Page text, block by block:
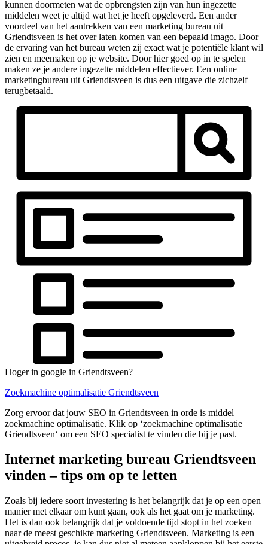
kunnen doormeten wat de opbrengsten zijn van hun ingezette
middelen weet je altijd wat het je heeft opgeleverd. Een ander
voordeel van het aantrekken van een marketing bureau uit
Griendtsveen is het over laten komen van een bepaald imago. Door
de ervaring van het bureau weten zij exact wat je potentiële klant wil
zien en meemaken op je website. Door hier goed op in te spelen
maken ze je andere ingezette middelen effectiever. Een online
marketingbureau uit Griendtsveen is dus een uitgave die zichzelf
terugbetaald.
Hoger in google in Griendtsveen?
Zoekmachine optimalisatie Griendtsveen
Zorg ervoor dat jouw SEO in Griendtsveen in orde is middel
zoekmachine optimalisatie. Klik op ‘zoekmachine optimalisatie
Griendtsveen‘ om een SEO specialist te vinden die bij je past.
Internet marketing bureau Griendtsveen
vinden – tips om op te letten
Zoals bij iedere soort investering is het belangrijk dat je op een open
manier met elkaar om kunt gaan, ook als het gaat om je marketing.
Het is dan ook belangrijk dat je voldoende tijd stopt in het zoeken
naar de meest geschikte marketing Griendtsveen. Marketing is een